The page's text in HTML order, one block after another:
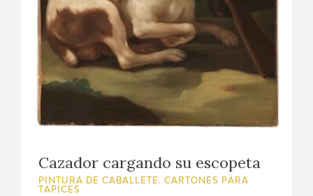
Cazador cargando su escopeta
PINTURA DE CABALLETE. CARTONES PARA
TAPICES